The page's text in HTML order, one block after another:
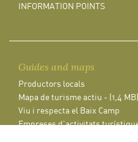
INFORMATION POINTS
Guides and maps
Productors locals
Mapa de turisme actiu - (1,4 MB)
Viu i respecta el Baix Camp
Empreses d'activitats